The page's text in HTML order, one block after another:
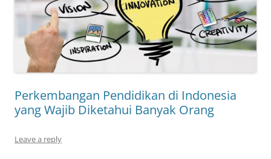
Perkembangan Pendidikan di Indonesia
yang Wajib Diketahui Banyak Orang
Leave a reply